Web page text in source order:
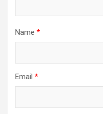
Name *
Email *